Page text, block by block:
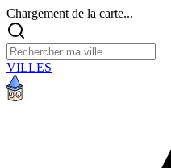
Chargement de la carte...
VILLES